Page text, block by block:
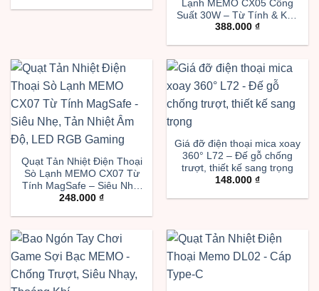
Lạnh MEMO CX05 Công
Suất 30W – Từ Tính & Kẹp
Đa Năng, LED RGB, Tản
388.000 ₫
Quạt Tản Nhiệt Điện Thoại
Sò Lạnh MEMO CX07 Từ
Tính MagSafe – Siêu Nhẹ,
Tản Nhiệt Âm Độ, LED RGB
248.000 ₫
Giá đỡ điện thoại mica xoay
360° L72 – Đế gỗ chống
trượt, thiết kế sang trọng
148.000 ₫